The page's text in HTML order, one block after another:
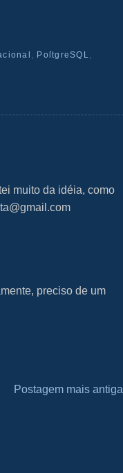
, PoſtgreSQL,
muito da idéia, como
preciso de um
Postagem mais antiga